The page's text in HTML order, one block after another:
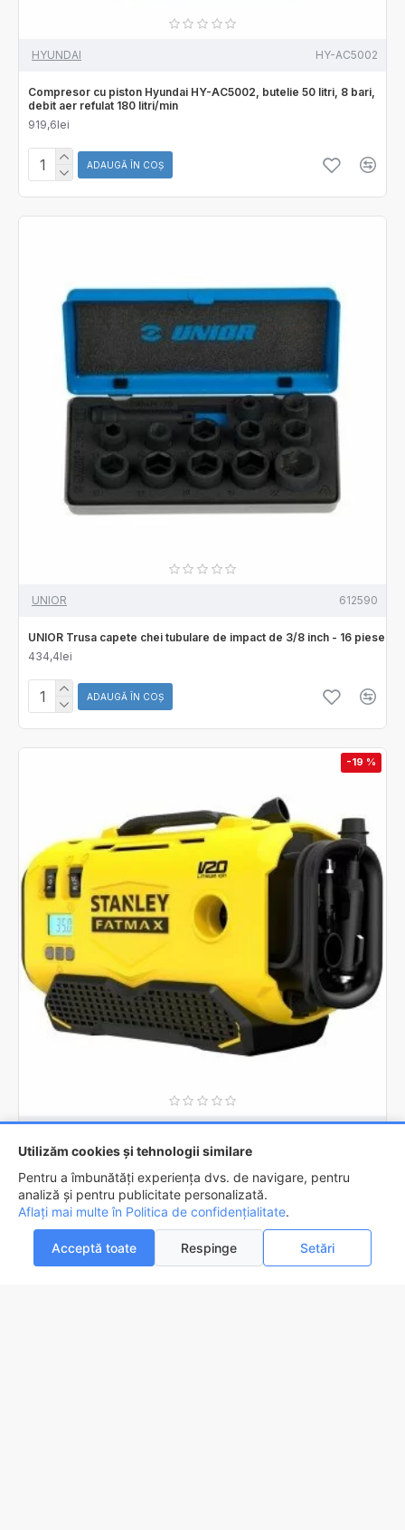
Utilizăm cookies și tehnologii similare
Pentru a îmbunătăți experiența dvs. de navigare, pentru
analiză și pentru publicitate personalizată.
Aflați mai multe în Politica de confidențialitate.
Acceptă toate Respinge Setări
HYUNDAI HY-AC5002
Compresor cu piston Hyundai HY-AC5002, butelie 50 litri, 8 bari,
debit aer refulat 180 litri/min
919,6lei
ADAUGĂ ÎN COŞ
UNIOR 612590
UNIOR Trusa capete chei tubulare de impact de 3/8 inch - 16 piese
434,4lei
ADAUGĂ ÎN COŞ
-19 %
11bar/160PSI, alimentare 230V sau 12V DC adaptor bricheta sau
acumulator V20 18V, display LED, functie setare presiune automata
524,0lei
649,8lei
ADAUGĂ ÎN COŞ
0 0